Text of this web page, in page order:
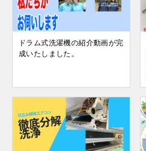
ドラム式洗濯機の紹介動画が完
成いたしました。